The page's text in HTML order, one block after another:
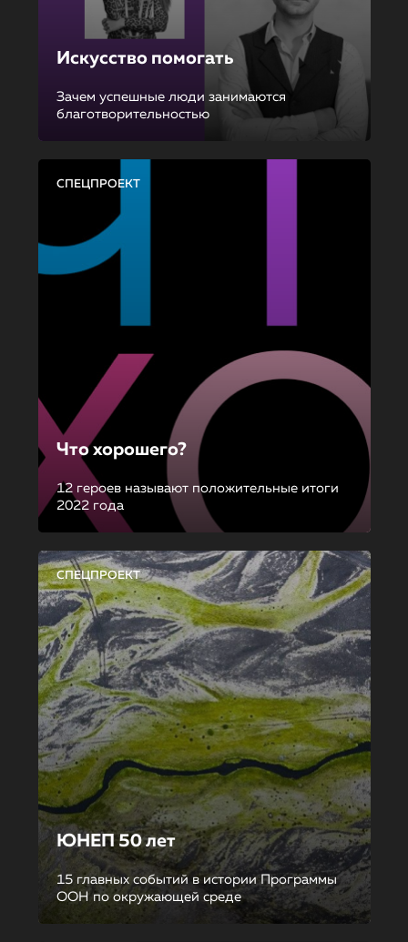
Искусство помогать
Зачем успешные люди занимаются
благотворительностью
СПЕЦПРОЕКТ
Что хорошего?
12 героев называют положительные итоги
2022 года
СПЕЦПРОЕКТ
ЮНЕП 50 лет
15 главных событий в истории Программы
ООН по окружающей среде